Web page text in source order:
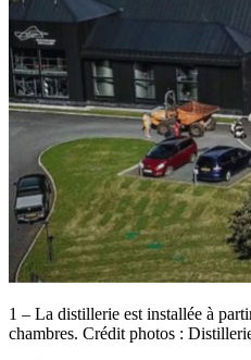
1 – La distillerie est installée à
chambres. Crédit photos :